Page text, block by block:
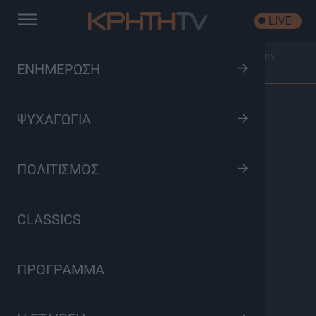
ΕΝΗΜΕΡΩΣΗ
ΨΥΧΑΓΩΓΙΑ
ΠΟΛΙΤΙΣΜΟΣ
CLASSICS
ΠΡΟΓΡΑΜΜΑ
LIVE
Επεισόδιο: Το μεταναστευτικό στην
Κρήτη
Ώρα Αιχμής